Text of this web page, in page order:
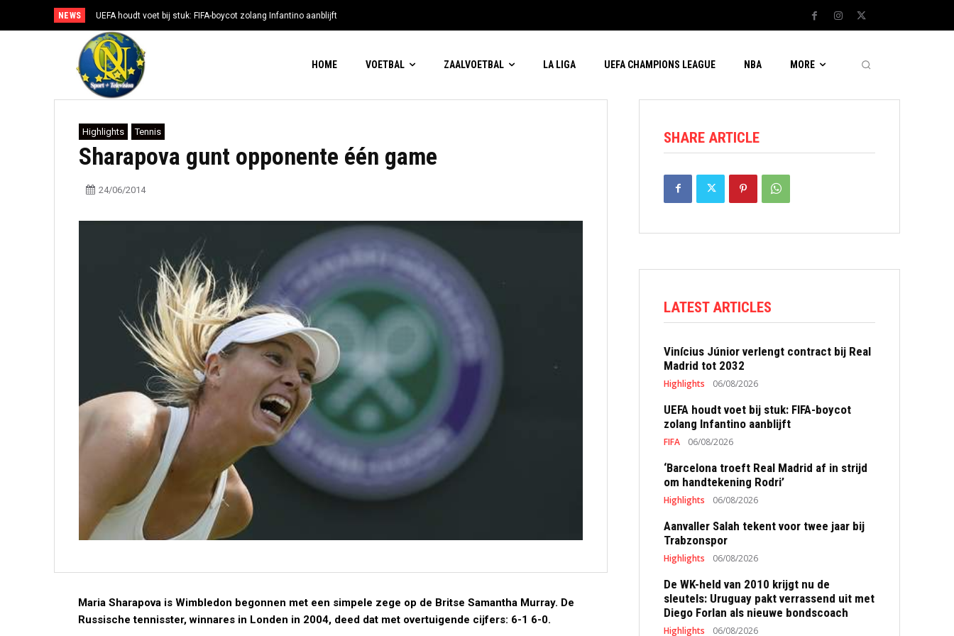
NEWS UEFA houdt voet bij stuk: FIFA-boycot zolang Infantino aanblijft
HOME VOETBAL ZAALVOETBAL LA LIGA UEFA CHAMPIONS LEAGUE NBA MORE
Highlights Tennis
Sharapova gunt opponente één game
24/06/2014
Maria Sharapova is Wimbledon begonnen met een simpele zege op de Britse Samantha Murray. De
Russische tennisster, winnares in Londen in 2004, deed dat met overtuigende cijfers: 6-1 6-0.
SHARE ARTICLE
LATEST ARTICLES
Vinícius Júnior verlengt contract bij Real
Madrid tot 2032
Highlights 06/08/2026
UEFA houdt voet bij stuk: FIFA-boycot
zolang Infantino aanblijft
FIFA 06/08/2026
‘Barcelona troeft Real Madrid af in strijd
om handtekening Rodri’
Highlights 06/08/2026
Aanvaller Salah tekent voor twee jaar bij
Trabzonspor
Highlights 06/08/2026
De WK-held van 2010 krijgt nu de
sleutels: Uruguay pakt verrassend uit met
Diego Forlan als nieuwe bondscoach
Highlights 06/08/2026